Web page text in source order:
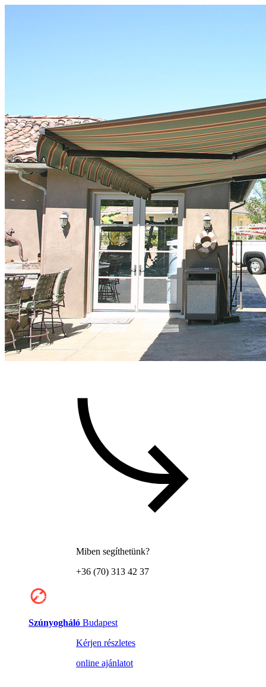
Miben segíthetünk?
+36 (70) 313 42 37
Szúnyogháló Budapest
Kérjen részletes
online ajánlatot